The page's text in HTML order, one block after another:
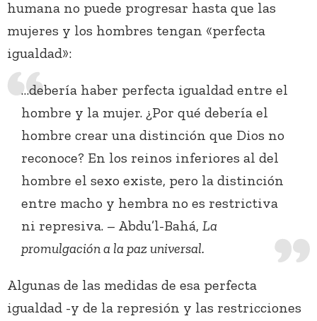
humana no puede progresar hasta que las
mujeres y los hombres tengan «perfecta
igualdad»:
…debería haber perfecta igualdad entre el
hombre y la mujer. ¿Por qué debería el
hombre crear una distinción que Dios no
reconoce? En los reinos inferiores al del
hombre el sexo existe, pero la distinción
entre macho y hembra no es restrictiva
ni represiva. – Abdu’l-Bahá, La
promulgación a la paz universal.
Algunas de las medidas de esa perfecta
igualdad -y de la represión y las restricciones